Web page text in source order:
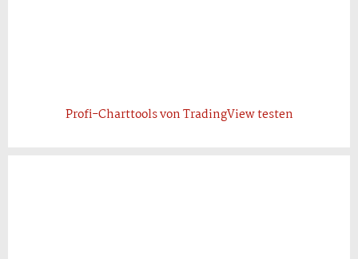
Profi-Charttools von TradingView testen